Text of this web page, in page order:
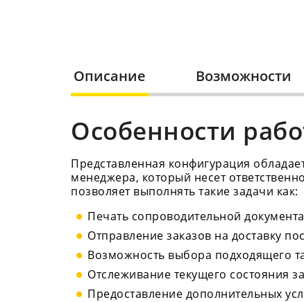
Описание Возможности
Особенности
Представленная конфигурация
менеджера, который несет
позволяет выполнять такие задачи как:
Печать сопроводительной
Отправление заказов на доставку
Возможность выбора подходящего
Отслеживание текущего состояния
Предоставление дополнительных